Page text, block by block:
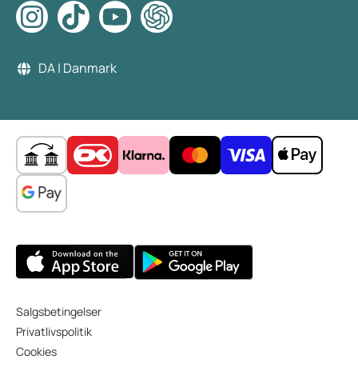
DA | Danmark
Salgsbetingelser
Privatlivspolitik
Cookies